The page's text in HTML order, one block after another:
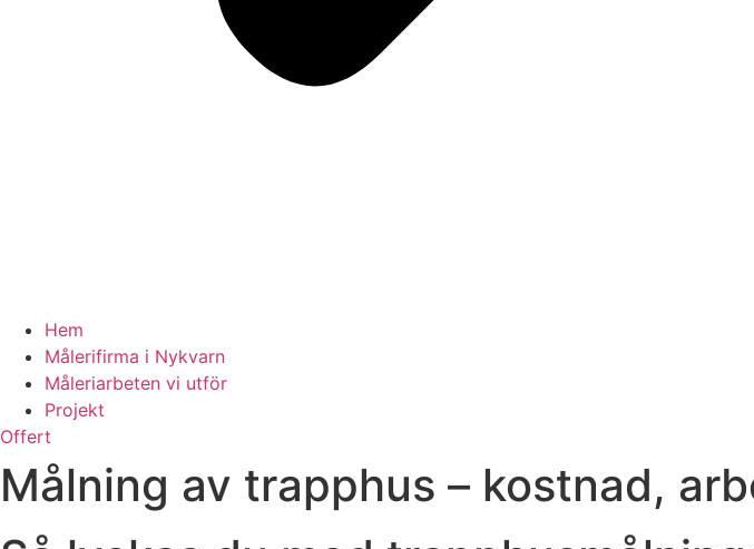
Hem
Målerifirma i Nykvarn
Måleriarbeten vi utför
Projekt
Offert
Målning av trapphus – kostnad,